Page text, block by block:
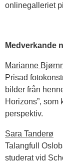
onlinegalleriet
Medverkande
Marianne
Prisad
bilder från
Horizons”, som
perspektiv.
Sara Tanderø
Talangfull
studerat vid